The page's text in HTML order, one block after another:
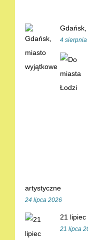
4
artystyczne
24 lipca 2026
21 lipiec
21 lipca